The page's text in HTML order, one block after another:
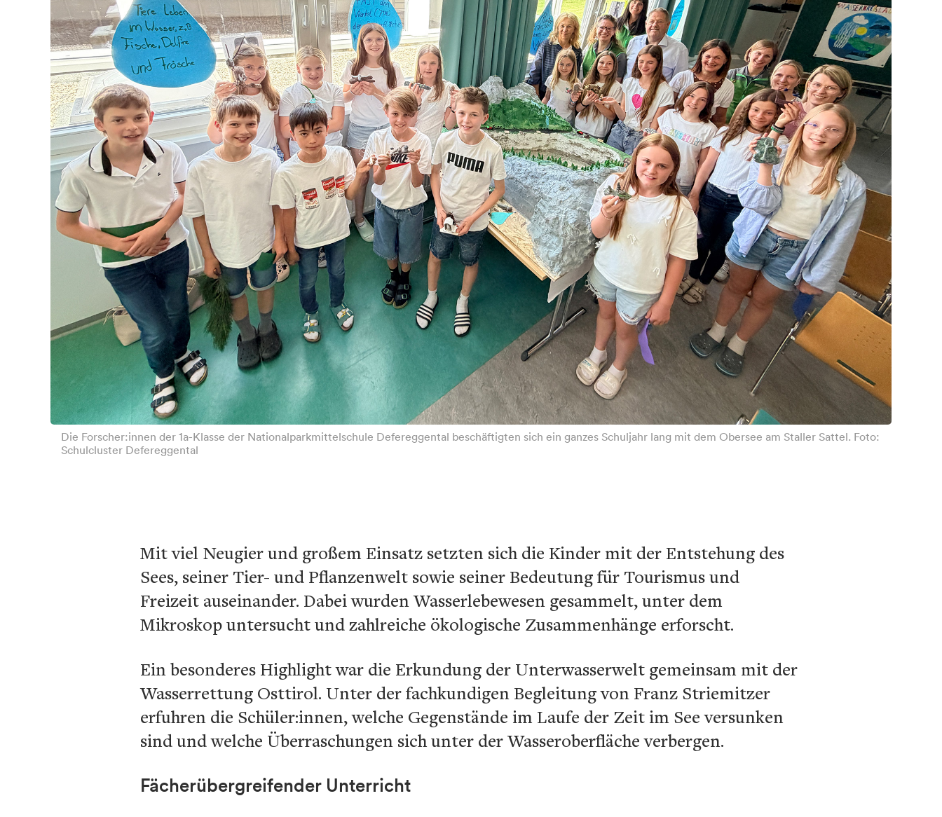
Die Forscher:innen der 1a-Klasse der Nationalparkmittelschule Defereggental beschäftigten sich ein ganzes Schuljahr lang mit dem Obersee am Staller Sattel. Foto:
Schulcluster Defereggental
Mit viel Neugier und großem Einsatz setzten sich die Kinder mit der Entstehung des
Sees, seiner Tier- und Pflanzenwelt sowie seiner Bedeutung für Tourismus und
Freizeit auseinander. Dabei wurden Wasserlebewesen gesammelt, unter dem
Mikroskop untersucht und zahlreiche ökologische Zusammenhänge erforscht.
Ein besonderes Highlight war die Erkundung der Unterwasserwelt gemeinsam mit der
Wasserrettung Osttirol. Unter der fachkundigen Begleitung von Franz Striemitzer
erfuhren die Schüler:innen, welche Gegenstände im Laufe der Zeit im See versunken
sind und welche Überraschungen sich unter der Wasseroberfläche verbergen.
Fächerübergreifender Unterricht